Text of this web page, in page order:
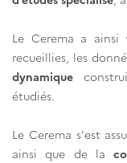
Le Cerema a ainsi
recueillies, les
dynamique
étudiés.
Le Cerema s'est
ainsi que de la